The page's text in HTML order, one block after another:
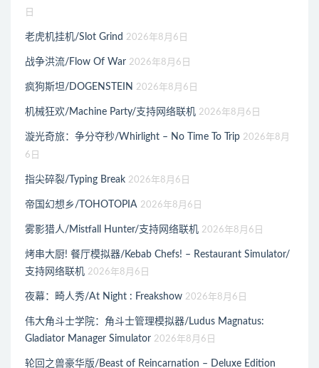
日
老虎机挂机/Slot Grind 2026年8月6日
战争洪流/Flow Of War 2026年8月6日
疯狗斯坦/DOGENSTEIN 2026年8月6日
机械狂欢/Machine Party/支持网络联机 2026年8月6日
漩光奇旅：争分夺秒/Whirlight – No Time To Trip 2026年8月
6日
指尖碎裂/Typing Break 2026年8月6日
帝国幻想乡/TOHOTOPIA 2026年8月6日
雾影猎人/Mistfall Hunter/支持网络联机 2026年8月6日
烤串大厨! 餐厅模拟器/Kebab Chefs! – Restaurant Simulator/
支持网络联机 2026年8月6日
夜幕：畸人秀/At Night : Freakshow 2026年8月6日
伟大角斗士学院：角斗士管理模拟器/Ludus Magnatus:
Gladiator Manager Simulator 2026年8月6日
轮回之兽豪华版/Beast of Reincarnation – Deluxe Edition